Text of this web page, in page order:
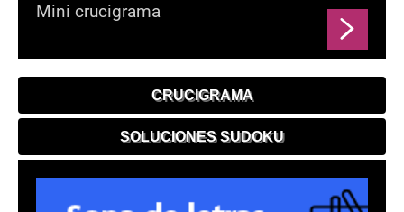
Mini crucigrama
CRUCIGRAMA
SOLUCIONES SUDOKU